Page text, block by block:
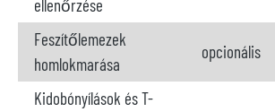
ellenőrzése
Feszítőlemezek
homlokmarása
opcionális
Kidobónyílások és T-